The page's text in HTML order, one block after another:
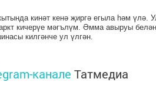
кинәт кенә җиргә егыла һәм үлә.
кичерүе мәгълүм. Әмма авыруы белән
килгәнче ул үлгән.
канале Татмедиа